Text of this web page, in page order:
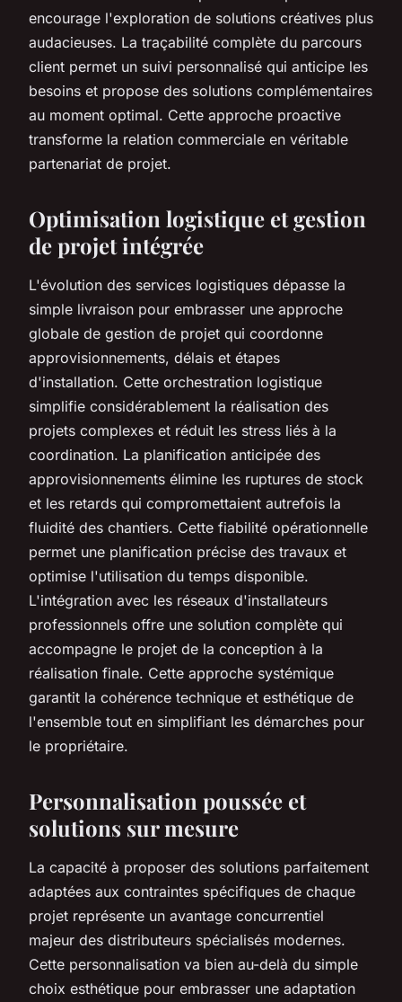
encourage l'exploration de solutions créatives plus
audacieuses. La traçabilité complète du parcours
client permet un suivi personnalisé qui anticipe les
besoins et propose des solutions complémentaires
au moment optimal. Cette approche proactive
transforme la relation commerciale en véritable
partenariat de projet.
Optimisation logistique et gestion
de projet intégrée
L'évolution des services logistiques dépasse la
simple livraison pour embrasser une approche
globale de gestion de projet qui coordonne
approvisionnements, délais et étapes
d'installation. Cette orchestration logistique
simplifie considérablement la réalisation des
projets complexes et réduit les stress liés à la
coordination. La planification anticipée des
approvisionnements élimine les ruptures de stock
et les retards qui compromettaient autrefois la
fluidité des chantiers. Cette fiabilité opérationnelle
permet une planification précise des travaux et
optimise l'utilisation du temps disponible.
L'intégration avec les réseaux d'installateurs
professionnels offre une solution complète qui
accompagne le projet de la conception à la
réalisation finale. Cette approche systémique
garantit la cohérence technique et esthétique de
l'ensemble tout en simplifiant les démarches pour
le propriétaire.
Personnalisation poussée et
solutions sur mesure
La capacité à proposer des solutions parfaitement
adaptées aux contraintes spécifiques de chaque
projet représente un avantage concurrentiel
majeur des distributeurs spécialisés modernes.
Cette personnalisation va bien au-delà du simple
choix esthétique pour embrasser une adaptation